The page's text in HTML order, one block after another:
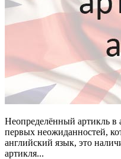
Неопределённый артикль в
первых неожиданностей,
английский язык, это
артикля...